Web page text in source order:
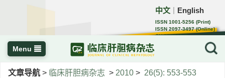
中文 English
ISSN 1001-5256 (Print)
ISSN 2097-3497 (Online)
CN 22-1108/R
Menu
文章导航 > 临床肝胆病杂志 > 2010 > 26(5): 553-553